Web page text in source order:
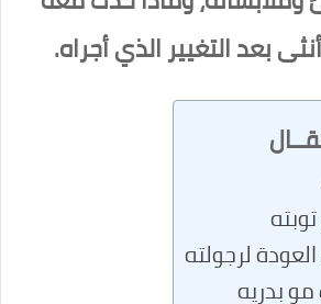
بعد التغيير الذي أجراه.
لرجولته
بدريه